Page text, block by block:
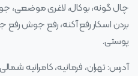
چال گونه، بوکال، لاغری موضعی،
بردن اسکار رفع آکنه، رفع جوش
پوستی.
آدرس: تهران، فرمانیه، کامرانیه